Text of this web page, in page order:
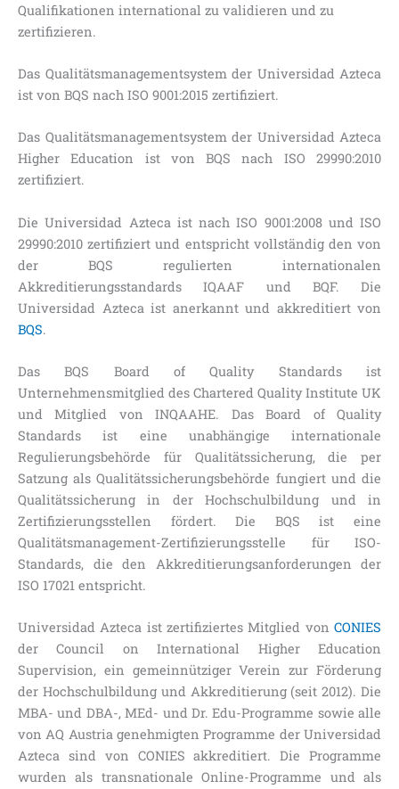
Qualifikationen international zu validieren und zu
zertifizieren.
Das Qualitätsmanagementsystem der Universidad Azteca
ist von BQS nach ISO 9001:2015 zertifiziert.
Das Qualitätsmanagementsystem der Universidad Azteca
Higher Education ist von BQS nach ISO 29990:2010
zertifiziert.
Die Universidad Azteca ist nach ISO 9001:2008 und ISO
29990:2010 zertifiziert und entspricht vollständig den von
der BQS regulierten internationalen
Akkreditierungsstandards IQAAF und BQF. Die
Universidad Azteca ist anerkannt und akkreditiert von
BQS.
Das BQS Board of Quality Standards ist
Unternehmensmitglied des Chartered Quality Institute UK
und Mitglied von INQAAHE. Das Board of Quality
Standards ist eine unabhängige internationale
Regulierungsbehörde für Qualitätssicherung, die per
Satzung als Qualitätssicherungsbehörde fungiert und die
Qualitätssicherung in der Hochschulbildung und in
Zertifizierungsstellen fördert. Die BQS ist eine
Qualitätsmanagement-Zertifizierungsstelle für ISO-
Standards, die den Akkreditierungsanforderungen der
ISO 17021 entspricht.
Universidad Azteca ist zertifiziertes Mitglied von CONIES
der Council on International Higher Education
Supervision, ein gemeinnütziger Verein zur Förderung
der Hochschulbildung und Akkreditierung (seit 2012). Die
MBA- und DBA-, MEd- und Dr. Edu-Programme sowie alle
von AQ Austria genehmigten Programme der Universidad
Azteca sind von CONIES akkreditiert. Die Programme
wurden als transnationale Online-Programme und als